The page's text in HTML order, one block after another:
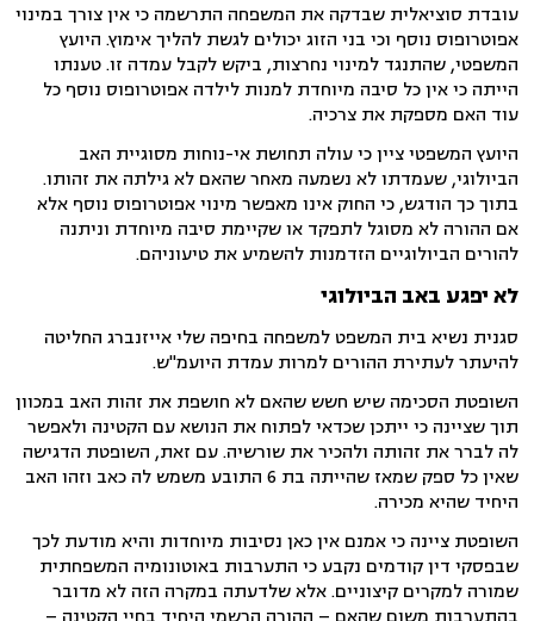
עובדת סוציאלית שבדקה את המשפחה התרשמה כי אין צורך במינוי
אפוטרופוס נוסף וכי בני הזוג יכולים לגשת להליך אימוץ. היועץ
המשפטי, שהתנגד למינוי נחרצות, ביקש לקבל עמדה זו. טענתו
הייתה כי אין כל סיבה מיוחדת למנות לילדה אפוטרופוס נוסף כל
עוד האם מספקת את צרכיה.
היועץ המשפטי ציין כי עולה תחושת אי-נוחות מסוגיית האב
הביולוגי, שעמדתו לא נשמעה מאחר שהאם לא גילתה את זהותו.
בתוך כך הודגש, כי החוק אינו מאפשר מינוי אפוטרופוס נוסף אלא
אם ההורה לא מסוגל לתפקד או שקיימת סיבה מיוחדת וניתנה
להורים הביולוגיים הזדמנות להשמיע את טיעוניהם.
לא יפגע באב הביולוגי
סגנית נשיא בית המשפט למשפחה בחיפה שלי אייזנברג החליטה
להיעתר לעתירת ההורים למרות עמדת היועמ"ש.
השופטת הסכימה שיש חשש שהאם לא חושפת את זהות האב במכוון
תוך שציינה כי ייתכן שכדאי לפתוח את הנושא עם הקטינה ולאפשר
לה לברר את זהותה ולהכיר את שורשיה. עם זאת, השופטת הדגישה
שאין כל ספק שמאז שהייתה בת 6 התובע משמש לה כאב וזהו האב
היחיד שהיא מכירה.
השופטת ציינה כי אמנם אין כאן נסיבות מיוחדות והיא מודעת לכך
שבפסקי דין קודמים נקבע כי התערבות באוטונומיה המשפחתית
שמורה למקרים קיצוניים. אלא שלדעתה במקרה הזה לא מדובר